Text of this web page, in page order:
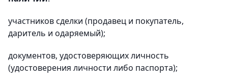
участников сделки (продавец и покупатель,
даритель и одаряемый);
документов, удостоверяющих личность
(удостоверения личности либо паспорта);